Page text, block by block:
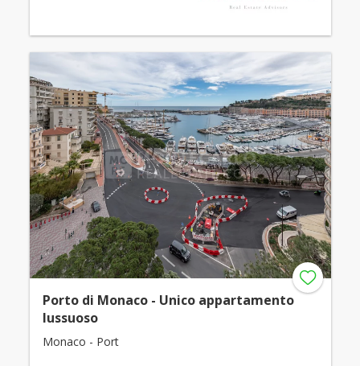
Porto di Monaco - Unico appartamento
lussuoso
Monaco - Port